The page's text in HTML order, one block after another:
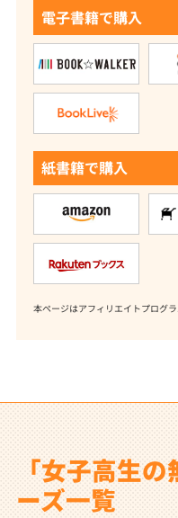
電子書籍で購入
紙書籍で購入
本ページはアフィリエイトプログ
「女子高生
ーズ一覧